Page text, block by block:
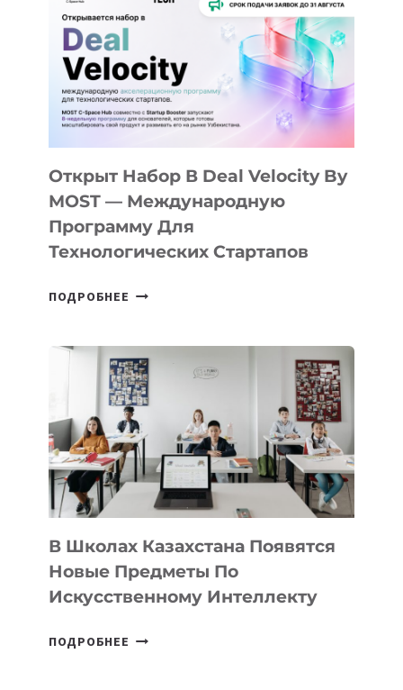
КАК
AI
YOUTH
CAMP
ДАЛ
30
ПОДРОСТКАМ
БИЛЕТ
В
ПРЕДПРИНИМАТЕЛЬСТВО
Открыт Набор В Deal Velocity By
MOST — Международную
Программу Для
Технологических Стартапов
ПОДРОБНЕЕ ОТКРЫТ
DEAL
VELOCITY
BY
MOST
—
МЕЖДУНАРОДНУЮ
ПРОГРАММУ
ДЛЯ
ТЕХНОЛОГИЧЕСКИХ
В Школах Казахстана Появятся
Новые Предметы По
Искусственному Интеллекту
ПОДРОБНЕЕ